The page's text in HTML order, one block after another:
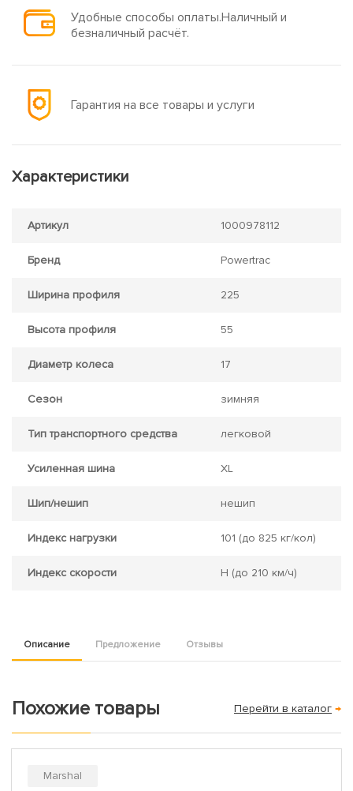
Удобные способы оплаты.Наличный и
безналичный расчёт.
Гарантия на все товары и услуги
Характеристики
Артикул 1000978112
Бренд Powertrac
Ширина профиля 225
Высота профиля 55
Диаметр колеса 17
Сезон зимняя
Тип транспортного средства легковой
Усиленная шина XL
Шип/нешип нешип
Индекс нагрузки 101 (до 825 кг/кол)
Индекс скорости H (до 210 км/ч)
Описание Предложение Отзывы
Похожие товары Перейти в каталог →
Marshal